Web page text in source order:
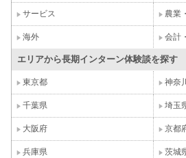
サービス 農業
海外 会計
エリアから長期インターン体験談を探す
東京都 神奈
千葉県 埼玉
大阪府 京都
兵庫県 茨城